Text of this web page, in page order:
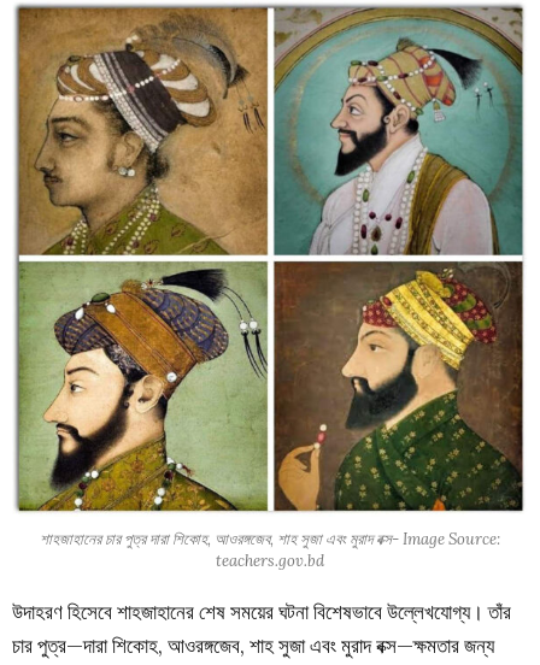
শাহজাহানের চার পুত্র দারা শিকোহ, আওরঙ্গজেব, শাহ সুজা এবং মুরাদ বক্স- Image Source:
teachers.gov.bd
উদাহরণ হিসেবে শাহজাহানের শেষ সময়ের ঘটনা বিশেষভাবে উল্লেখযোগ্য। তাঁর
চার পুত্র—দারা শিকোহ, আওরঙ্গজেব, শাহ সুজা এবং মুরাদ বক্স—ক্ষমতার জন্য